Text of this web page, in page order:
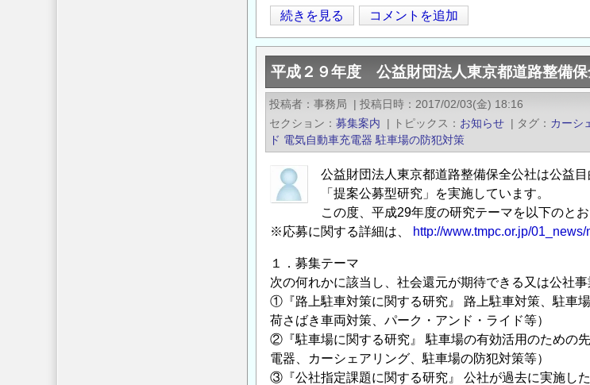
型
究
の
ご
案
内
の
平
成
30
年
度
益
財
団
法
東
道
路
整
備
保
続きを見る コメントを追加
平成２９年度 公益財団法人東京都道路整備
投稿者 事務局 | 投稿日時
2017/02/03(金) 18:16
セクション
募集案内 | トピックス お知らせ | タグ カーシ
ド 電気自動車充電器 駐車場の防犯対策
公益財団法人東京都道路整備保全公社は公益
「提案公募型研究」を実施しています。
この度、平成29年度の研究テーマを以下のとお
※応募に関する詳細は、
http://www.tmpc.or.jp/
１．募集テーマ
次の何れかに該当し、社会還元が期待できる又は公社
①『路上駐車対策に関する研究』 路上駐車対策、駐車
荷さばき車両対策、パーク・アンド・ライド等）
②『駐車場に関する研究』 駐車場の有効活用のための
電器、カーシェアリング、駐車場の防犯対策等）
③『公社指定課題に関する研究』 公社が過去に実施し